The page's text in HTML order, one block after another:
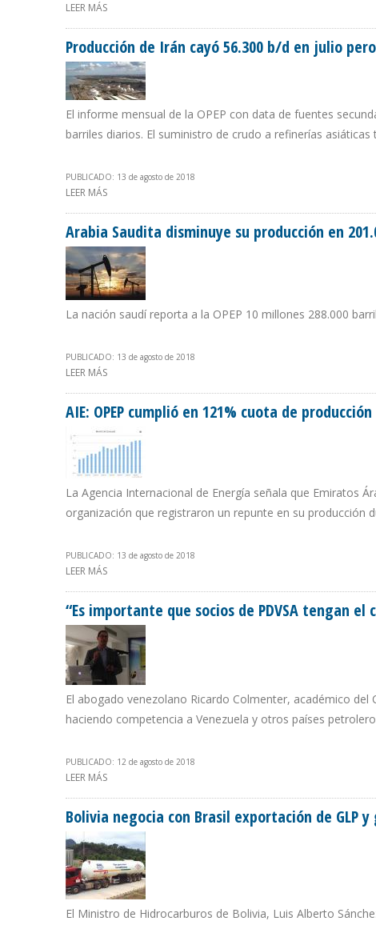
LEER MÁS
Producción de Irán cayó 56.300 b/d en julio
El informe mensual de la OPEP con data de fuentes
barriles diarios. El suministro de crudo a refinerías asiáticas
PUBLICADO: 13 de agosto de 2018
LEER MÁS
Arabia Saudita disminuye su producción en
La nación saudí reporta a la OPEP 10 millones 288.000
PUBLICADO: 13 de agosto de 2018
LEER MÁS
AIE: OPEP cumplió en 121% cuota de
La Agencia Internacional de Energía señala que Emiratos
organización que registraron un repunte en su producción
PUBLICADO: 13 de agosto de 2018
LEER MÁS
“Es importante que socios de PDVSA tengan
El abogado venezolano Ricardo Colmenter, académico
haciendo competencia a Venezuela y otros países
PUBLICADO: 12 de agosto de 2018
LEER MÁS
Bolivia negocia con Brasil exportación de GLP
El Ministro de Hidrocarburos de Bolivia, Luis Alberto